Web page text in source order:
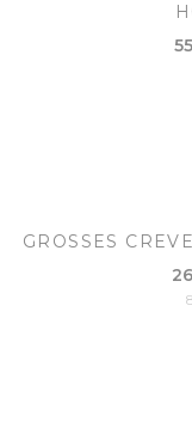
GROSSES